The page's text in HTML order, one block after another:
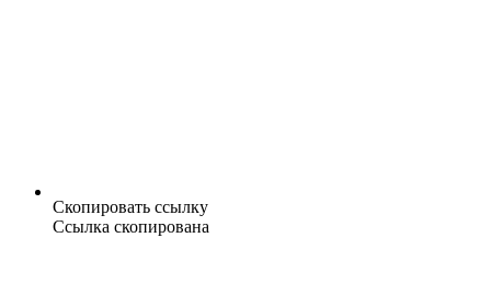
Скопировать ссылку
Ссылка скопирована